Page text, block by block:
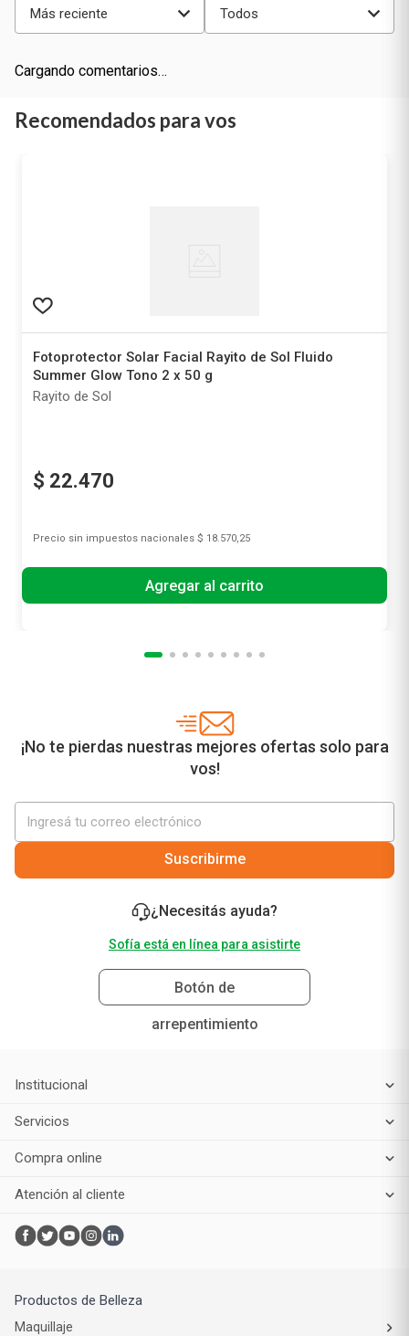
Más reciente Todos
Cargando comentarios…
Recomendados para vos
Fotoprotector Solar Facial Rayito de Sol Fluido
Summer Glow Tono 2 x 50 g
Rayito de Sol
$ 22.470
Precio sin impuestos nacionales $ 18.570,25
Agregar al carrito
¡No te pierdas nuestras mejores ofertas solo para
vos!
Suscribirme
¿Necesitás ayuda?
Sofía está en línea para asistirte
Botón de
arrepentimiento
Institucional
Servicios
Compra online
Atención al cliente
Productos de Belleza
Maquillaje